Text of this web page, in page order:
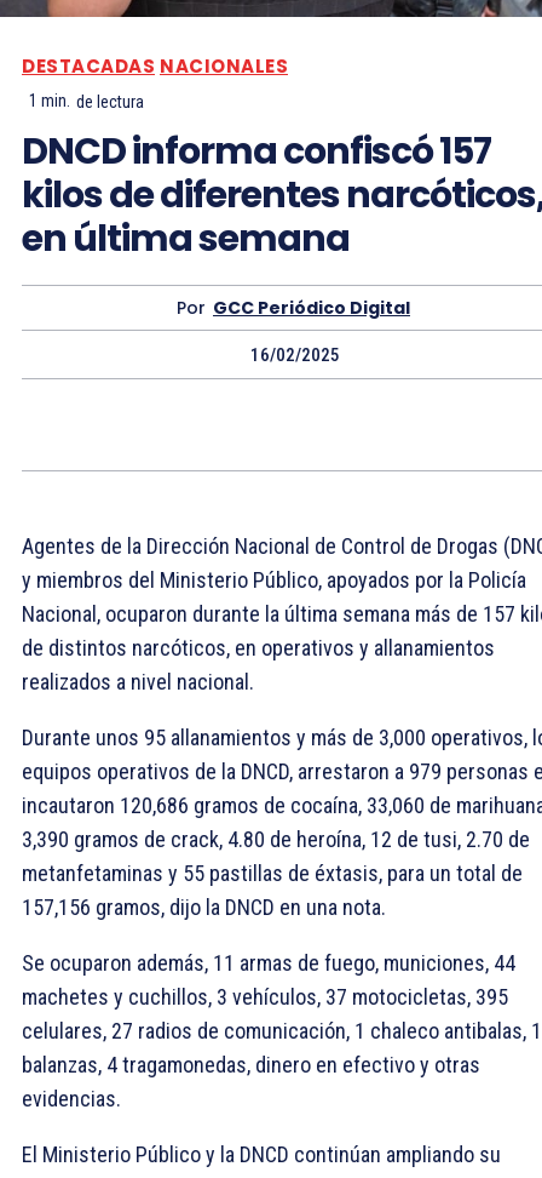
DESTACADAS NACIONALES
1 min. de lectura
DNCD informa confiscó 157
kilos de diferentes
en última semana
Por GCC Periódico Digital
16/02/2025
Agentes de la Dirección Nacional de Control de Drogas
y miembros del Ministerio Público, apoyados por la Policía
Nacional, ocuparon durante la última semana más de 157
de distintos narcóticos, en operativos y allanamientos
realizados a nivel nacional.
Durante unos 95 allanamientos y más de 3,000 operativos,
equipos operativos de la DNCD, arrestaron a 979 personas
incautaron 120,686 gramos de cocaína, 33,060 de
3,390 gramos de crack, 4.80 de heroína, 12 de tusi, 2.70 de
metanfetaminas y 55 pastillas de éxtasis, para un total de
157,156 gramos, dijo la DNCD en una nota.
Se ocuparon además, 11 armas de fuego, municiones, 44
machetes y cuchillos, 3 vehículos, 37 motocicletas, 395
celulares, 27 radios de comunicación, 1 chaleco antibalas,
balanzas, 4 tragamonedas, dinero en efectivo y otras
evidencias.
El Ministerio Público y la DNCD continúan ampliando su